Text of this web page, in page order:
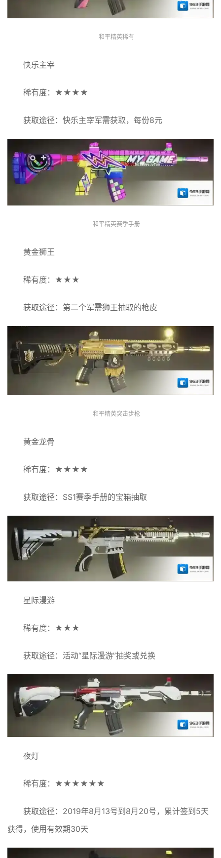
和平精英稀有
快乐主宰
稀有度：★★★★
获取途径：快乐主宰军需获取，每份8元
和平精英赛季手册
黄金狮王
稀有度：★★★
获取途径：第二个军需狮王抽取的枪皮
和平精英突击步枪
黄金龙骨
稀有度：★★★★
获取途径：SS1赛季手册的宝箱抽取
星际漫游
稀有度：★★★
获取途径：活动“星际漫游”抽奖或兑换
夜灯
稀有度：★★★★★★
获取途径：2019年8月13号到8月20号，累计签到5天
获得，使用有效期30天